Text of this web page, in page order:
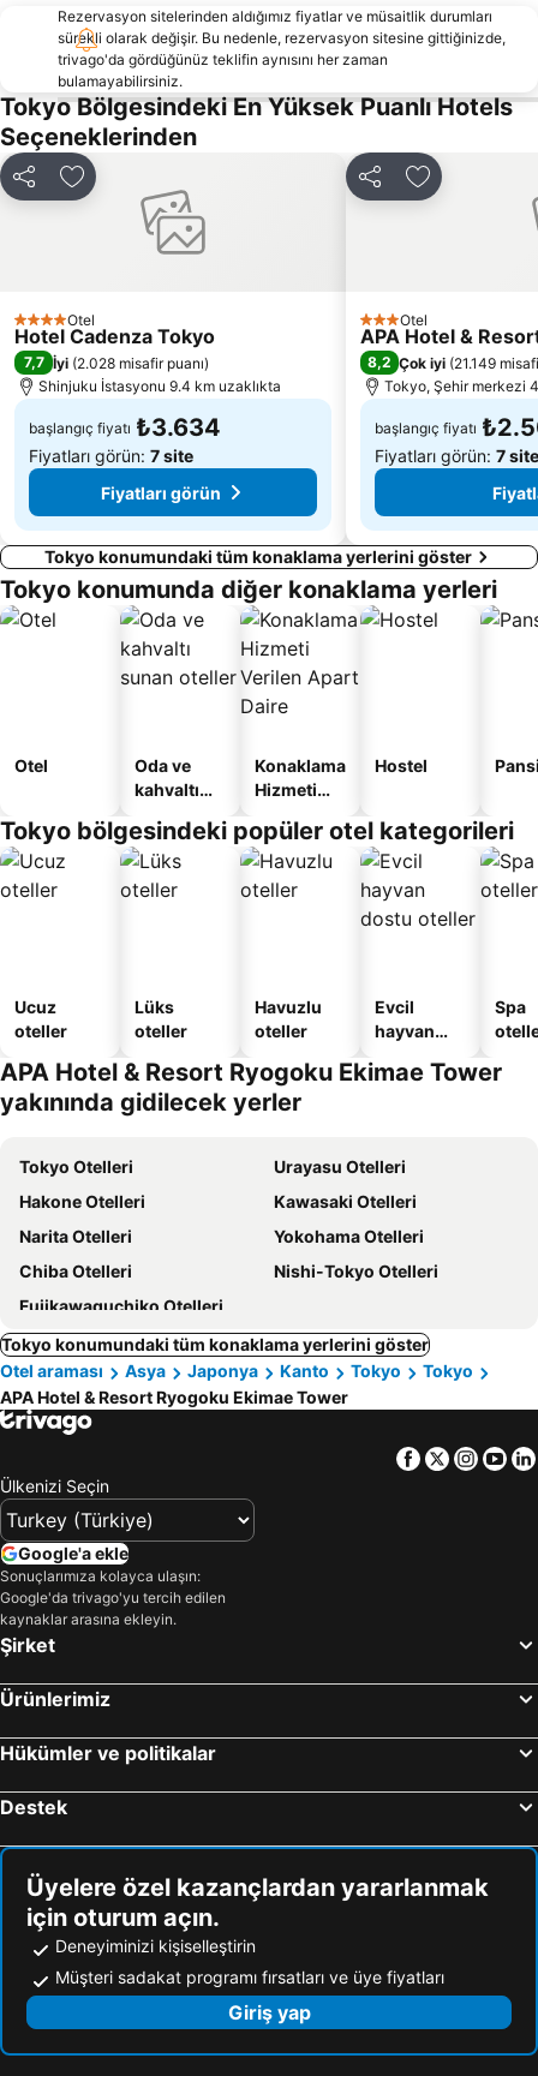
Roppongi İstasyonu
Shinagawa
Taito
Harajuku İstasyonu
Sumida
Iidabashi Station
Chiyoda
Ikebukuro Metro Station
Tokyo Skytree
Shin-Okubo station
Shinbashi İstasyonu
Shinjuku-gyoemmae Metro Station
Rezervasyon sitelerinden aldığımız fiyatlar ve müsaitlik durumları
sürekli olarak değişir. Bu nedenle, rezervasyon sitesine gittiğinizde,
trivago'da gördüğünüz teklifin aynısını her zaman
bulamayabilirsiniz.
Tokyo Bölgesindeki En Yüksek Puanlı Hotels
Seçeneklerinden
Paylaş Favorilerime ekle
4 YıldızOtel
Hotel Cadenza Tokyo
7,7 İyi (2.028 misafir puanı)
Shinjuku İstasyonu 9.4 km uzaklıkta
başlangıç fiyatı ₺3.634
Fiyatları görün: 7 site
Fiyatları görün
Paylaş Favorilerime
3 Yıldız
Otel
APA Hotel &
8,2 Çok iyi (21.149
Tokyo, Şehir merkezi
başlangıç fiyatı
Fiyatları görün: 7 site
Tokyo konumundaki tüm konaklama yerlerini göster
Tokyo konumunda diğer konaklama yerleri
Otel
Oda ve
kahvaltı
oteller
Konaklama
Hizmeti
Apart
Daire
Hostel
Tokyo bölgesindeki popüler otel kategorileri
Ucuz
oteller
Lüks
oteller
Havuzlu
oteller
Evcil
hayvan
oteller
Spa
APA Hotel & Resort Ryogoku Ekimae Tower
yakınında gidilecek yerler
Tokyo Otelleri
Urayasu Otelleri
Hakone Otelleri
Kawasaki Otelleri
Narita Otelleri
Yokohama Otelleri
Chiba Otelleri
Nishi-Tokyo Otelleri
Fujikawaguchiko Otelleri
Tokyo konumundaki tüm konaklama yerlerini göster
Otel araması
Asya Japonya Kanto Tokyo
Tokyo
APA Hotel & Resort Ryogoku Ekimae Tower
Facebook
Twitter
Ülkenizi Seçin
Google'a ekle
Sonuçlarımıza kolayca ulaşın:
Google'da trivago'yu tercih edilen
kaynaklar arasına ekleyin.
Şirket
Ürünlerimiz
Hükümler ve politikalar
Destek
Üyelere özel kazançlardan yararlanmak
için oturum açın.
Deneyiminizi kişiselleştirin
Müşteri sadakat programı fırsatları ve üye fiyatları
Giriş yap